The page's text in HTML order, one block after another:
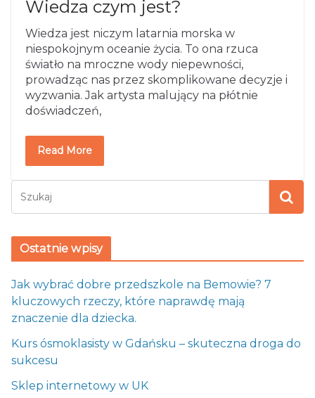
Wiedza czym jest?
Wiedza jest niczym latarnia morska w
niespokojnym oceanie życia. To ona rzuca
światło na mroczne wody niepewności,
prowadząc nas przez skomplikowane decyzje i
wyzwania. Jak artysta malujący na płótnie
doświadczeń,
Read More
Ostatnie wpisy
Jak wybrać dobre przedszkole na Bemowie? 7
kluczowych rzeczy, które naprawdę mają
znaczenie dla dziecka.
Kurs ósmoklasisty w Gdańsku – skuteczna droga do
sukcesu
Sklep internetowy w UK